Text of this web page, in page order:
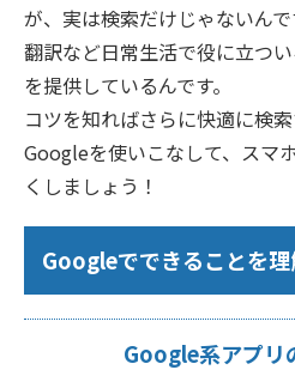
が、実は検索だけじゃないんで
翻訳など日常生活で役に立つ
を提供しているんです。
コツを知ればさらに快適に検
Googleを使いこなして、スマ
くしましょう！
Googleでできることを理
Google系アプリ